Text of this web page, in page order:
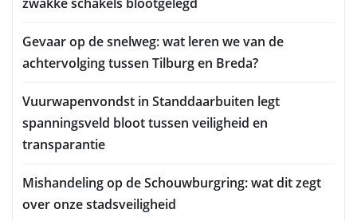
Gevaar op de snelweg: wat leren we van de
achtervolging tussen Tilburg en Breda?
Vuurwapenvondst in Standdaarbuiten legt
spanningsveld bloot tussen veiligheid en
transparantie
Mishandeling op de Schouwburgring: wat dit zegt
over onze stadsveiligheid